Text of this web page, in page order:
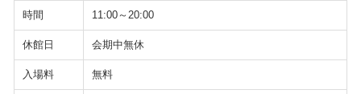
時間 11:00～20:00
休館日 会期中無休
入場料 無料